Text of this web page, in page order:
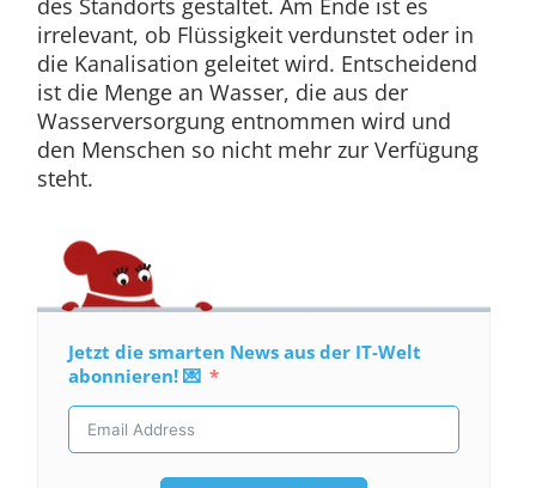
des Standorts gestaltet. Am Ende ist es
irrelevant, ob Flüssigkeit verdunstet oder in
die Kanalisation geleitet wird. Entscheidend
ist die Menge an Wasser, die aus der
Wasserversorgung entnommen wird und
den Menschen so nicht mehr zur Verfügung
steht.
Jetzt die smarten News aus der IT-Welt
abonnieren! 💌